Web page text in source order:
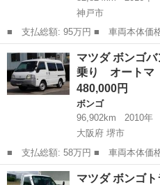
神戸市
■ 支払総額: 95万円 ■ 車両本体価格： 760,000 円 ■ メーカー
名： マツダ ■ 車種名： ボンゴ
ドア ５人乗り 積載１１５０ｋ
数： ...
兵庫 神戸市 ボンゴ
マツダ ボンゴ
乗り オート
480,000円
ボンゴ
96,902km
2010年
大阪府 堺市
■ 支払総額: 58万円 ■ 車両本体価格： 480,000 円 ■ メーカー
名： マツダ ■ 車種名： ボンゴ
床 ４ドア ６人乗り オートマ Ｅ
大阪 堺市 ボンゴ
マツダ ボンゴ